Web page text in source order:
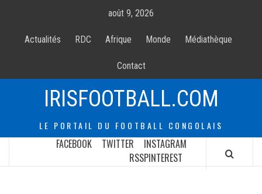
contenur
août 9, 2026
Actualités RDC Afrique Monde Médiathèque
Contact
IRISFOOTBALL.COM
LE PORTAIL DU FOOTBALL CONGOLAIS
FACEBOOK
TWITTER
RSS
INSTAGRAM
PINTEREST